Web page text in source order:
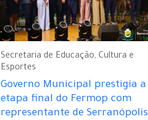
Secretaria de Educação, Cultura e
Esportes
Governo Municipal prestigia a
etapa final do Fermop com
representante de Serranópolis